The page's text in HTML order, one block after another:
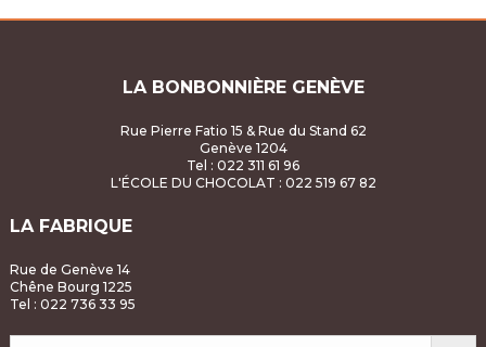
LA BONBONNIÈRE GENÈVE
Rue Pierre Fatio 15 & Rue du Stand 62
Genève 1204
Tel : 022 311 61 96
L'ÉCOLE DU CHOCOLAT : 022 519 67 82
LA FABRIQUE
Rue de Genève 14
Chêne Bourg 1225
Tel : 022 736 33 95